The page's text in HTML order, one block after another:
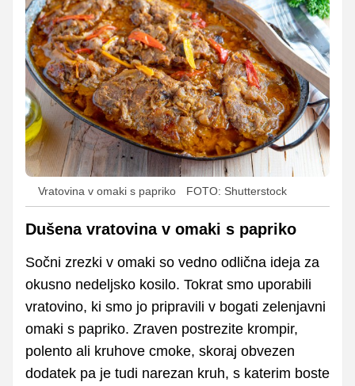
Vratovina v omaki s papriko FOTO: Shutterstock
Dušena vratovina v omaki s papriko
Sočni zrezki v omaki so vedno odlična ideja za
okusno nedeljsko kosilo. Tokrat smo uporabili
vratovino, ki smo jo pripravili v bogati zelenjavni
omaki s papriko. Zraven postrezite krompir,
polento ali kruhove cmoke, skoraj obvezen
dodatek pa je tudi narezan kruh, s katerim boste